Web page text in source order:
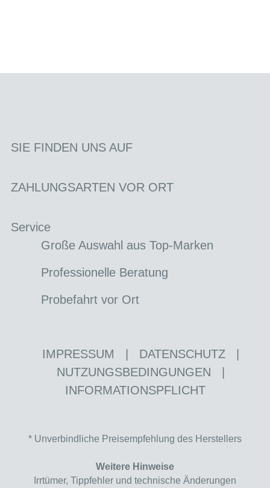
SIE FINDEN UNS AUF
ZAHLUNGSARTEN VOR ORT
Service
Große Auswahl aus Top-Marken
Professionelle Beratung
Probefahrt vor Ort
IMPRESSUM DATENSCHUTZ
NUTZUNGSBEDINGUNGEN
INFORMATIONSPFLICHT
* Unverbindliche Preisempfehlung des Herstellers
Weitere Hinweise
Irrtümer, Tippfehler und technische Änderungen